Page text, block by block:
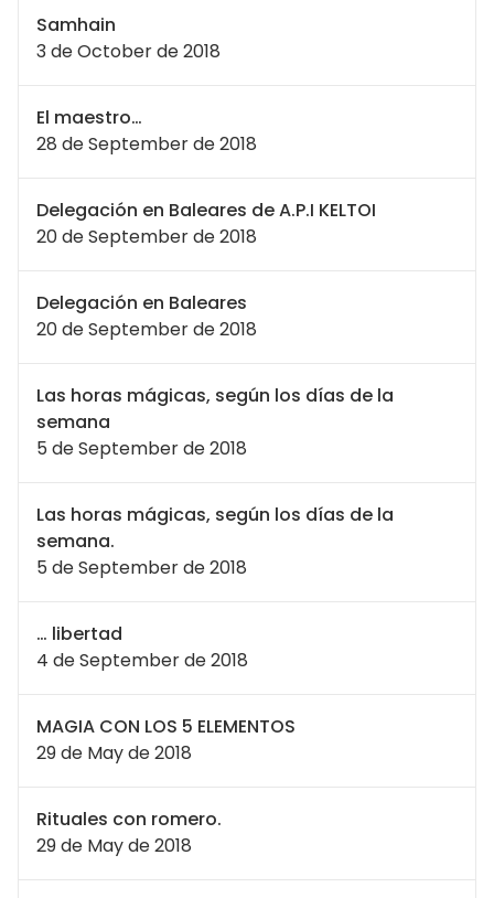
Samhain
3 de October de 2018
El maestro…
28 de September de 2018
Delegación en Baleares de A.P.I KELTOI
20 de September de 2018
Delegación en Baleares
20 de September de 2018
Las horas mágicas, según los días de la
semana
5 de September de 2018
Las horas mágicas, según los días de la
semana.
5 de September de 2018
… libertad
4 de September de 2018
MAGIA CON LOS 5 ELEMENTOS
29 de May de 2018
Rituales con romero.
29 de May de 2018